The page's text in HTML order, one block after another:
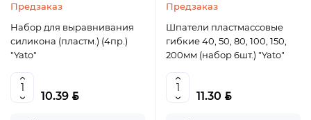
Предзаказ
Набор для выравнивания
силикона (пластм.) (4пр.)
"Yato"
10.39 BYN
Предзаказ
Шпатели пластмассовые
гибкие 40, 50, 80, 100, 150,
200мм (набор 6шт.) "Yato"
11.30 BYN